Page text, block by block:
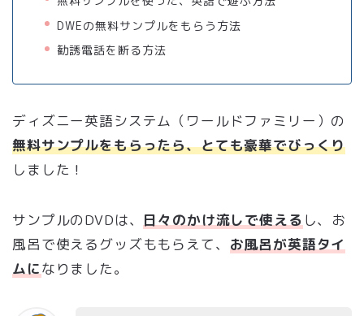
DWEの無料サンプルをもらう方法
勧誘電話を断る方法
ディズニー英語システム（ワールドファミリー）の
無料サンプルをもらったら、とても豪華でびっくり
しました！
サンプルのDVDは、 日々のかけ流しで使える し、お
風呂で使えるグッズももらえて、 お風呂が英語タイ
ムになりました。